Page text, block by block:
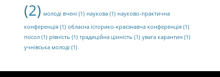
(2) молоді вчені (1) наукова (1) науково-практична
конференція (1) обласна історико-краєзнавча конференція (1)
посол (1) рівність (1) традиційна цінність (1) увага карантин (1)
учнівська молоді (1)